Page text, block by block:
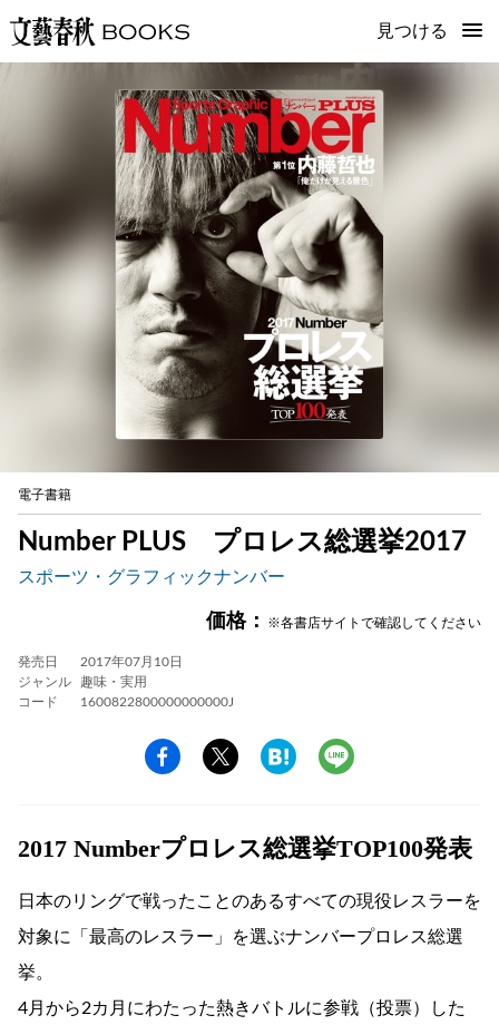
見つける
電子書籍
Number PLUS プロレス総選挙2017
スポーツ・グラフィックナンバー
価格： ※各書店サイトで確認してください
発売日
2017年07月10日
ジャンル
趣味・実用
コード
1600822800000000000J
2017 Numberプロレス総選挙TOP100発表
日本のリングで戦ったことのあるすべての現役レスラーを
対象に「最高のレスラー」を選ぶナンバープロレス総選
挙。
4月から2カ月にわたった熱きバトルに参戦（投票）した